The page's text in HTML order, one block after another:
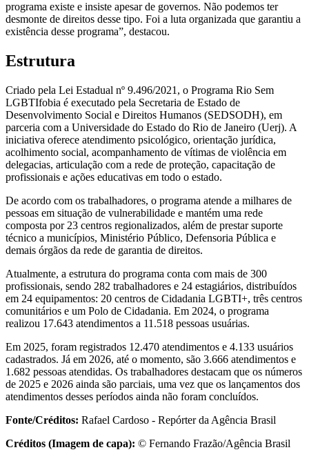
programa existe e insiste apesar de governos. Não podemos ter
desmonte de direitos desse tipo. Foi a luta organizada que garantiu a
existência desse programa”, destacou.
Estrutura
Criado pela Lei Estadual nº 9.496/2021, o Programa Rio Sem
LGBTIfobia é executado pela Secretaria de Estado de
Desenvolvimento Social e Direitos Humanos (SEDSODH), em
parceria com a Universidade do Estado do Rio de Janeiro (Uerj). A
iniciativa oferece atendimento psicológico, orientação jurídica,
acolhimento social, acompanhamento de vítimas de violência em
delegacias, articulação com a rede de proteção, capacitação de
profissionais e ações educativas em todo o estado.
De acordo com os trabalhadores, o programa atende a milhares de
pessoas em situação de vulnerabilidade e mantém uma rede
composta por 23 centros regionalizados, além de prestar suporte
técnico a municípios, Ministério Público, Defensoria Pública e
demais órgãos da rede de garantia de direitos.
Atualmente, a estrutura do programa conta com mais de 300
profissionais, sendo 282 trabalhadores e 24 estagiários, distribuídos
em 24 equipamentos: 20 centros de Cidadania LGBTI+, três centros
comunitários e um Polo de Cidadania. Em 2024, o programa
realizou 17.643 atendimentos a 11.518 pessoas usuárias.
Em 2025, foram registrados 12.470 atendimentos e 4.133 usuários
cadastrados. Já em 2026, até o momento, são 3.666 atendimentos e
1.682 pessoas atendidas. Os trabalhadores destacam que os números
de 2025 e 2026 ainda são parciais, uma vez que os lançamentos dos
atendimentos desses períodos ainda não foram concluídos.
Fonte/Créditos: Rafael Cardoso - Repórter da Agência Brasil
Créditos (Imagem de capa): © Fernando Frazão/Agência Brasil